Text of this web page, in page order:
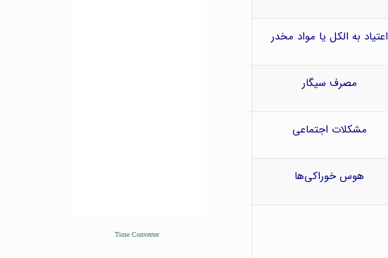
اعتیاد به الکل یا مواد مخدر
مصرف سیگار
مشکلات اجتماعی
هوس خوراکی‌ها
Time Converter